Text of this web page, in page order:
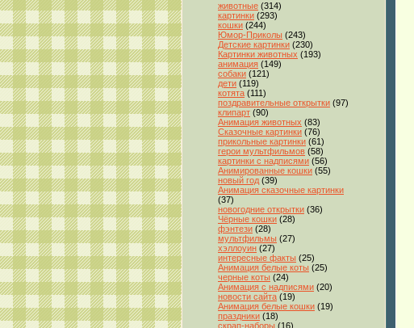
животные (314)
картинки (293)
кошки (244)
Юмор-Приколы (243)
Детские картинки (230)
Картинки животных (193)
анимация (149)
собаки (121)
дети (119)
котята (111)
поздравительные открытки (97)
клипарт (90)
Анимация животных (83)
Сказочные картинки (76)
прикольные картинки (61)
герои мультфильмов (58)
картинки с надписями (56)
Анимированные кошки (55)
новый год (39)
Анимация сказочные картинки
(37)
новогодние открытки (36)
Чёрные кошки (28)
фэнтези (28)
мультфильмы (27)
хэллоуин (27)
интересные факты (25)
Анимация белые коты (25)
черные коты (24)
Анимация с надписями (20)
новости сайта (19)
Анимация белые кошки (19)
праздники (18)
скрап-наборы (16)